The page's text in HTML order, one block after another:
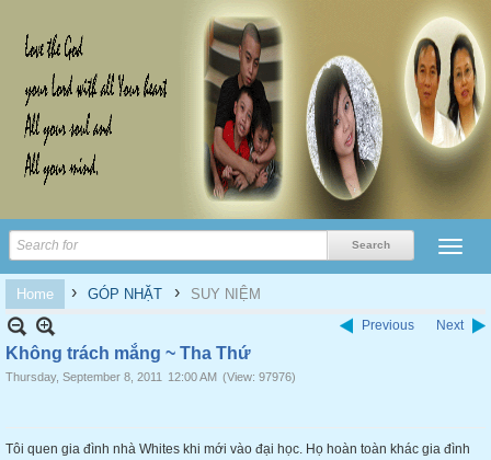
Home › GÓP NHẶT › SUY NIỆM
Previous Next
Không trách mắng ~ Tha Thứ
Thursday, September 8, 2011 12:00 AM (View: 97976)
Tôi quen gia đình nhà Whites khi mới vào đại học. Họ hoàn toàn khác gia đình